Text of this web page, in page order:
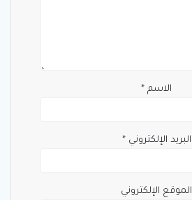
الاسم *
البريد الإلكتروني*
الموقع الإلكتروني